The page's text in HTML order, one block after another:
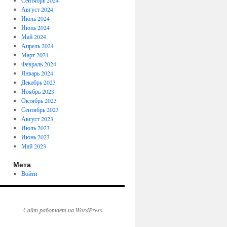
Август 2024
Июль 2024
Июнь 2024
Май 2024
Апрель 2024
Март 2024
Февраль 2024
Январь 2024
Декабрь 2023
Ноябрь 2023
Октябрь 2023
Сентябрь 2023
Август 2023
Июль 2023
Июнь 2023
Май 2023
Мета
Войти
Сайт работает на WordPress.